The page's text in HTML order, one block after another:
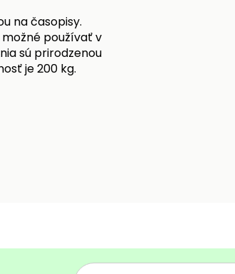
na časopisy.
používať v
sú prirodzenou
je 200 kg.